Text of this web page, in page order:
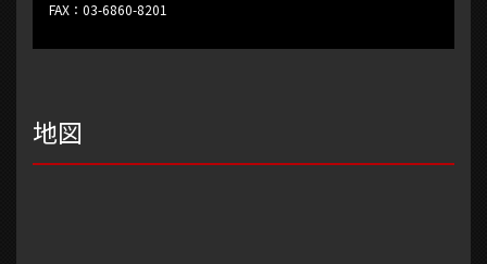
FAX：03-6860-8201
地図